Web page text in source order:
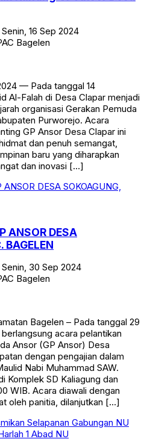
Senin, 16 Sep 2024
Bagelen
— Pada tanggal 14
Al-Falah di Desa Clapar menjadi
organisasi Gerakan Pemuda
Purworejo. Acara
GP Ansor Desa Clapar ini
dan penuh semangat,
baru yang diharapkan
dan inovasi […]
ANSOR DESA
BAGELEN
Senin, 30 Sep 2024
Bagelen
Bagelen – Pada tanggal 29
acara pelantikan
Ansor (GP Ansor) Desa
dengan pengajian dalam
Nabi Muhammad SAW.
Komplek SD Kaliagung dan
WIB. Acara diawali dengan
oleh panitia, dilanjutkan […]